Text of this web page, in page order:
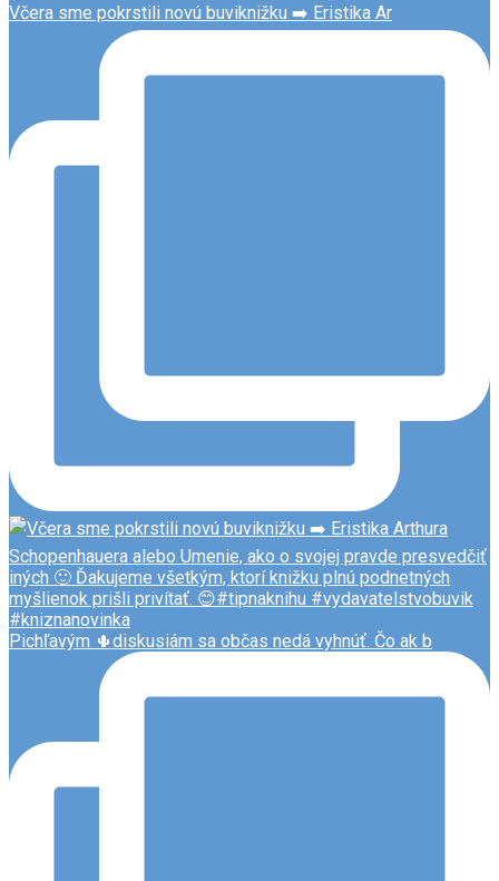
Včera sme pokrstili novú buviknižku ➡️ Eristika Ar
Pichľavým 🌵diskusiám sa občas nedá vyhnúť. Čo ak b